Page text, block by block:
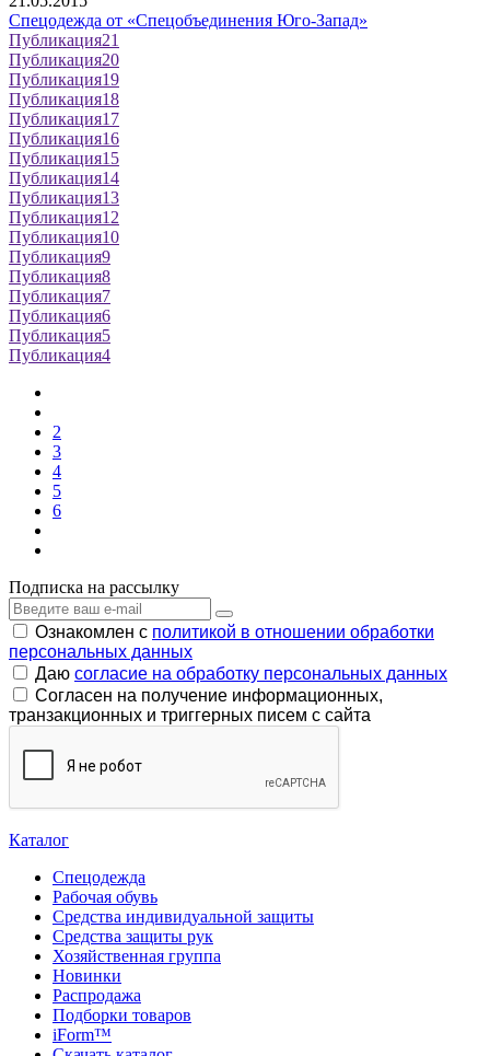
Спецодежда от «Спецобъединения Юго-Запад»
Публикация21
Публикация20
Публикация19
Публикация18
Публикация17
Публикация16
Публикация15
Публикация14
Публикация13
Публикация12
Публикация10
Публикация9
Публикация8
Публикация7
Публикация6
Публикация5
Публикация4
2
3
4
5
6
Подписка на рассылку
Ознакомлен с политикой в отношении обработки
персональных данных
Даю согласие на обработку персональных данных
Согласен на получение информационных,
транзакционных и триггерных писем с сайта
Каталог
Спецодежда
Рабочая обувь
Средства индивидуальной защиты
Средства защиты рук
Хозяйственная группа
Новинки
Распродажа
Подборки товаров
iForm™